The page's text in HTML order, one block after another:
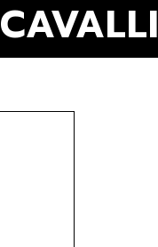
CAVALLI